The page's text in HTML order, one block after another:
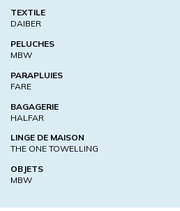
TEXTILE
DAIBER
PELUCHES
MBW
PARAPLUIES
FARE
BAGAGERIE
HALFAR
LINGE DE MAISON
THE ONE TOWELLING
OBJETS
MBW